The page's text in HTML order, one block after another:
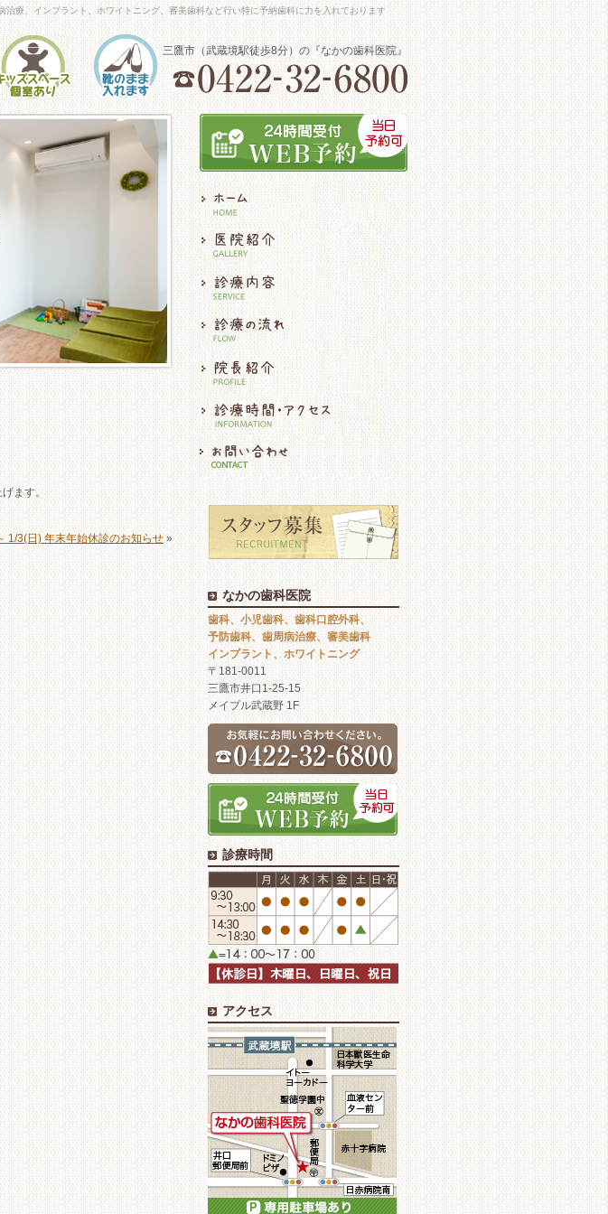
療、インプラント、ホワイトニング、審美歯科など行い特に予納歯科に力を入れております
三鷹市（武蔵境駅徒歩8分）の『なかの歯科医院』
ます。
1/3(日) 年末年始休診のお知らせ »
なかの歯科医院
歯科、小児歯科、歯科口腔外科、
予防歯科、歯周病治療、審美歯科
インプラント、ホワイトニング
〒181-0011
三鷹市井口1-25-15
メイプル武蔵野 1F
診療時間
アクセス